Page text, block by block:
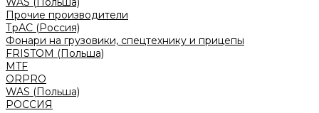
Прочие производители
ТрАС (Россия)
Фонари на грузовики, спецтехнику и прицепы
FRISTOM (Польша)
MTF
ORPRO
WAS (Польша)
РОССИЯ